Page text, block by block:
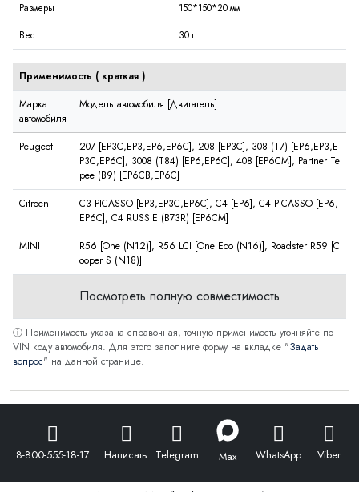
Размеры 150*150*20 мм
Вес 30 г
Применимость ( краткая)
Марка
автомобиля
Модель автомобиля [Двигатель]
Peugeot
207 [EP3C,EP3,EP6,EP6C], 208 [EP3C], 308 (T7) [EP6,EP3,E
P3C,EP6C], 3008 (T84) [EP6,EP6C], 408 [EP6CM], Partner Te
pee (B9) [EP6CB,EP6C]
Citroen
C3 PICASSO [EP3,EP3C,EP6C], C4 [EP6], C4 PICASSO [EP6,
EP6C], C4 RUSSIE (B73R) [EP6CM]
MINI
R56 [One (N12)], R56 LCI [One Eco (N16)], Roadster R59 [C
ooper S (N18)]
Посмотреть полную совместимость
ⓘ Применимость указана справочная, точную применимость уточняйте по
VIN коду автомобиля. Для этого заполните форму на вкладке "Задать
вопрос" на данной странице.
8-800-555-18-17 Написать Telegram Max WhatsApp Viber